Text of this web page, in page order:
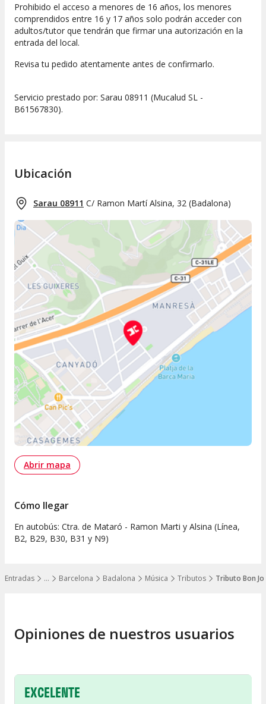
…
Mostrar todos los niveles
Entradas Barcelona Badalona Música Tributos Tributo Bon
Prohibido el acceso a menores de 16 años, los menores
comprendidos entre 16 y 17 años solo podrán acceder con
adultos/tutor que tendrán que firmar una autorización en la
entrada del local.
Revisa tu pedido atentamente antes de confirmarlo.
Servicio prestado por: Sarau 08911 (Mucalud SL -
B61567830).
Ubicación
Sarau 08911 C/ Ramon Martí Alsina, 32 (Badalona)
Abrir mapa
Cómo llegar
En autobús: Ctra. de Mataró - Ramon Marti y Alsina (Línea,
B2, B29, B30, B31 y N9)
Opiniones de nuestros usuarios
EXCELENTE